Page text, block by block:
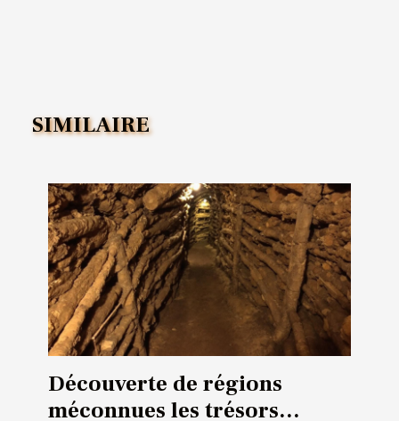
SIMILAIRE
Découverte de régions
méconnues les trésors